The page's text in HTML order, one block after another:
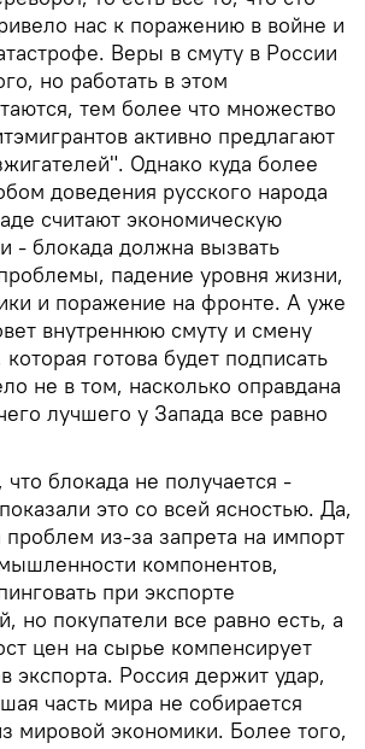
нас к поражению в войне и
Веры в смуту в России
но работать в этом
тем более что множество
активно предлагают
Однако куда более
доведения русского народа
считают экономическую
- блокада должна вызвать
падение уровня жизни,
и поражение на фронте. А уже
внутреннюю смуту и смену
готова будет подписать
не в том, насколько оправдана
лучшего у Запада все равно
блокада не получается -
это со всей ясностью. Да,
проблем из-за запрета на импорт
компонентов,
при экспорте
но покупатели все равно есть, а
цен на сырье компенсирует
экспорта. Россия держит удар,
часть мира не собирается
мировой экономики. Более того,